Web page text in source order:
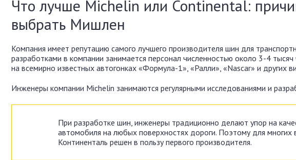
Что лучше Michelin или Continental:
выбрать Мишлен
Компания имеет репутацию самого лучшего производителя шин для
разработками в компании занимается персонал численностью около 3-4
на всемирно известных автогонках «Формула-1», «Ралли», «Nascar» и других
Инженеры компании Michelin занимаются регулярными исследованиями и
При разработке шин, инженеры традиционно делают упор на
автомобиля на любых поверхностях дороги. Поэтому для
Континенталь решен в пользу первого производителя.